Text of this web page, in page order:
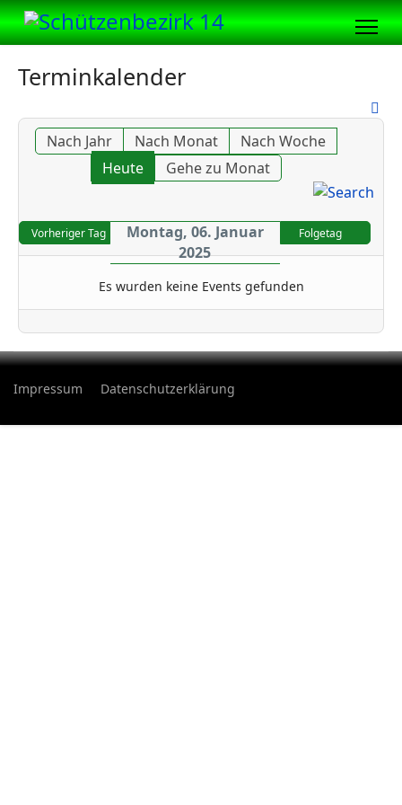
Terminkalender
Nach Jahr Nach Monat
Nach Woche
Heute
Gehe zu Monat
Vorheriger Tag
Montag, 06. Januar
2025
Folgetag
Es wurden keine Events gefunden
Impressum Datenschutzerklärung